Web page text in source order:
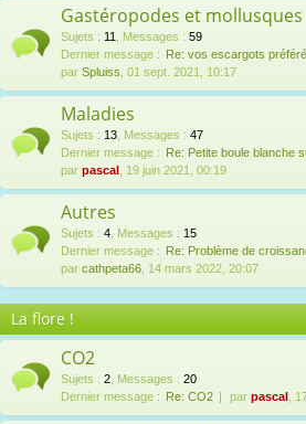
Gastéropodes et mollusques
Sujets : 11 Messages : 59
Dernier message : Re: vos escargots
par Spluiss , 01 sept. 2021, 10:17
Maladies
Sujets : 13 Messages : 47
Dernier message : Re: Petite boule blanche
par pascal , 19 juin 2021, 00:19
Autres
Sujets : 4 Messages : 15
Dernier message : Re: Problème de
par cathpeta66 , 14 mars 2022, 20:07
La flore !
CO2
Sujets : 2 Messages : 20
Dernier message : Re: CO2 par pascal ,